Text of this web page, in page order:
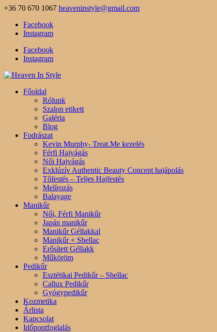
+36 70 670 1067 heaveninstyle@gmail.com
Facebook
Instagram
Facebook
Instagram
Főoldal
Rólunk
Szalon etikett
Galéria
Blog
Fodrászat
Kevin Murphy- Treat.Me kezelés
Férfi Hajvágás
Női Hajvágás
Exklúzív Authentic Beauty Concept hajápolás
Tőfestés – Teljes Hajfestés
Melírozás
Balayage
Manikűr
Női, Férfi Manikűr
Japán manikűr
Manikűr Géllakkal
Manikűr + Shellac
Erősített Géllakk
Műköröm
Pedikűr
Esztétikai Pedikűr – Shellac
Callux Pedikűr
Gyógypedikűr
Kozmetika
Árlista
Kapcsolat
Időpontfoglalás